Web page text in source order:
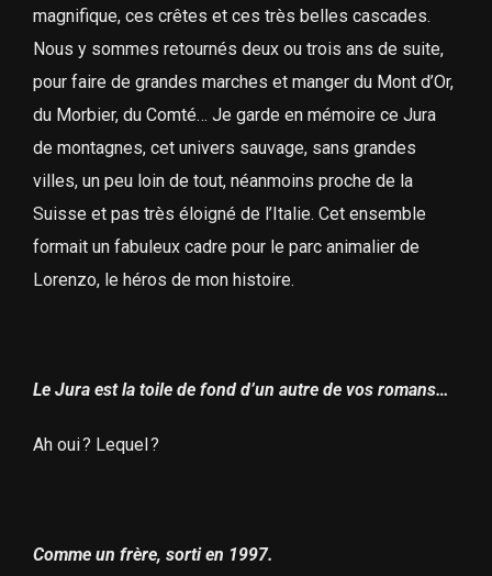
magnifique, ces crêtes et ces très belles cascades.
Nous y sommes retournés deux ou trois ans de suite,
pour faire de grandes marches et manger du Mont d’Or,
du Morbier, du Comté… Je garde en mémoire ce Jura
de montagnes, cet univers sauvage, sans grandes
villes, un peu loin de tout, néanmoins proche de la
Suisse et pas très éloigné de l’Italie. Cet ensemble
formait un fabuleux cadre pour le parc animalier de
Lorenzo, le héros de mon histoire.
Le Jura est la toile de fond d’un autre de vos romans…
Ah oui ? Lequel ?
Comme un frère, sorti en 1997.